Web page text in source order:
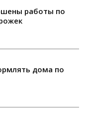
работы по
дома по